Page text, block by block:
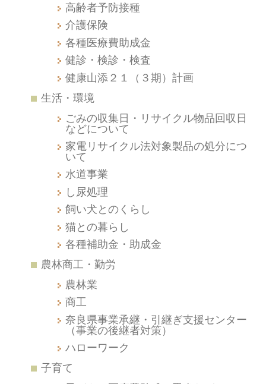
高齢者予防接種
介護保険
各種医療費助成金
健診・検診・検査
健康山添２１（３期）計画
生活・環境
ごみの収集日・リサイクル物品回収日
などについて
家電リサイクル法対象製品の処分につ
いて
水道事業
し尿処理
飼い犬とのくらし
猫との暮らし
各種補助金・助成金
農林商工・勤労
農林業
商工
奈良県事業承継・引継ぎ支援センター
（事業の後継者対策）
ハローワーク
子育て